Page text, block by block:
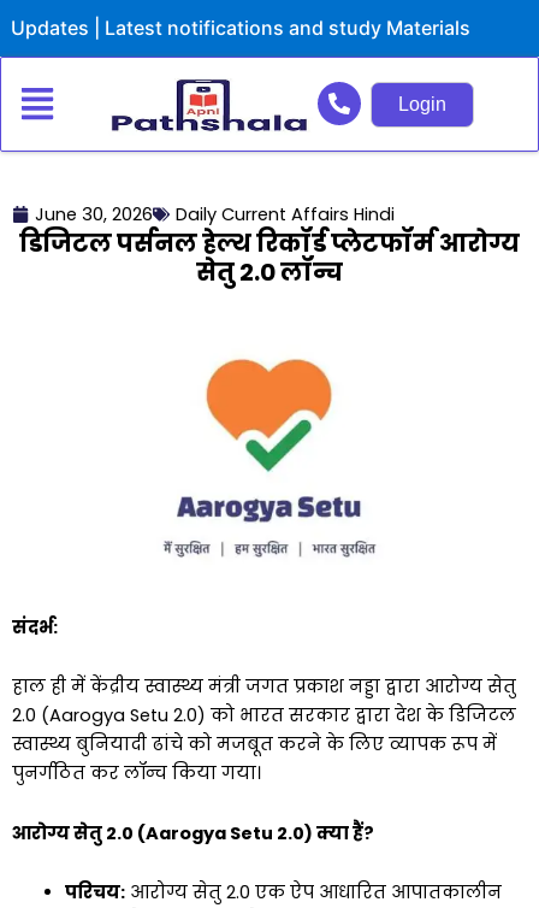
to
| Latest notifications and study Materials
Login
June 30, 2026 Daily Current Affairs Hindi
डिजिटल पर्सनल हेल्थ रिकॉर्ड प्लेटफॉर्म आरोग्य
सेतु 2.0 लॉन्च
संदर्भ:
हाल ही में केंद्रीय स्वास्थ्य मंत्री जगत प्रकाश नड्डा द्वारा आरोग्य सेतु
2.0 (Aarogya Setu 2.0) को भारत सरकार द्वारा देश के डिजिटल
स्वास्थ्य बुनियादी ढांचे को मजबूत करने के लिए व्यापक रूप में
पुनर्गठित कर लॉन्च किया गया।
आरोग्य सेतु 2.0 (Aarogya Setu 2.0) क्या हैं?
परिचय:आरोग्य सेतु 2.0 एक ऐप आधारित आपातकालीन